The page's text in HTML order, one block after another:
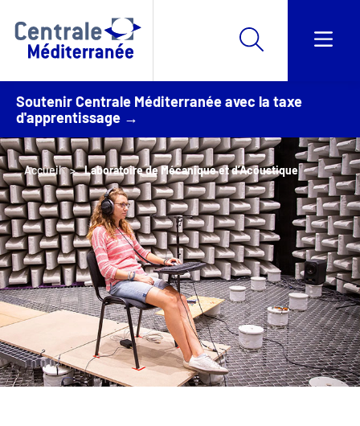
Soutenir Centrale Méditerranée avec la taxe
d'apprentissage →
Accueil Laboratoire de Mécanique et d’Acoustique